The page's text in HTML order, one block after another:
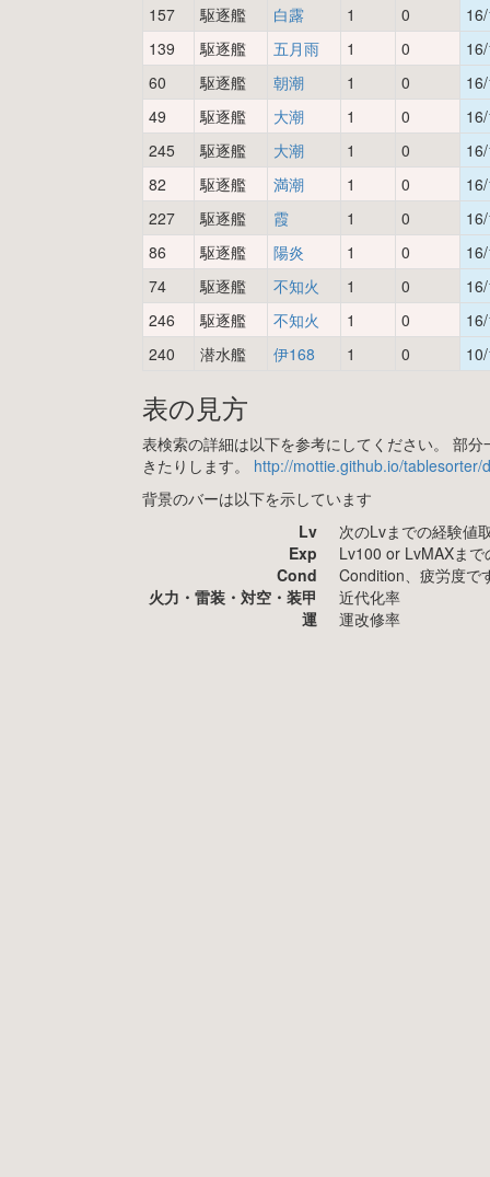
157
駆逐艦 白露 1 0
139
駆逐艦 五月雨 1 0
60
駆逐艦 朝潮 1 0
49
駆逐艦 大潮 1 0
245
駆逐艦 大潮 1 0
82
駆逐艦 満潮 1 0
227
駆逐艦 霞 1 0
86
駆逐艦 陽炎 1 0
74
駆逐艦 不知火 1 0
246
駆逐艦 不知火 1 0
240
潜水艦 伊168 1 0
表の見方
表検索の詳細は以下を参考にしてください。 部
きたりします。 http://mottie.github.io/
背景のバーは以下を示しています
Lv
次のLvまでの経験値
Exp
Lv100 or LvMAXま
Cond
Condition、疲労度で
火力・雷装・対空・装甲
近代化率
運
運改修率